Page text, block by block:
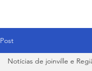
Post
Notícias de joinville e